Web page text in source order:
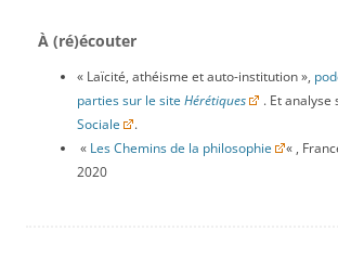
À (ré)écouter
« Laïcité, athéisme et auto-institution »,
parties sur le site Hérétiques . Et analyse
Sociale
.
« Les Chemins de la philosophie
« ,
2020